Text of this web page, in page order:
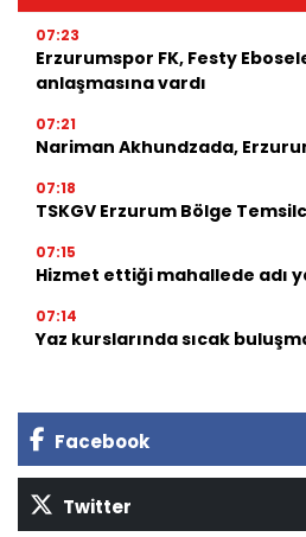
07:23
Erzurumspor FK, Festy
anlaşmasına vardı
07:21
Nariman Akhundzada,
07:18
TSKGV Erzurum Bölge
07:15
Hizmet ettiği mahallede adı
07:14
Yaz kurslarında sıcak
Facebook
Twitter